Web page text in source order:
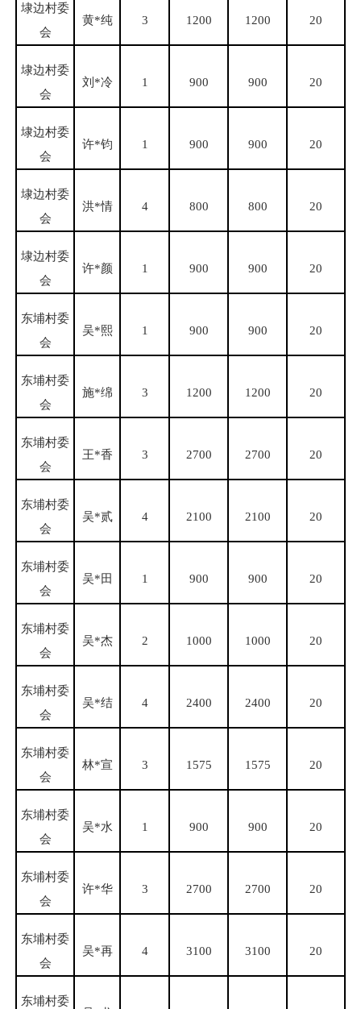
埭边村委
会
黄*纯 3 1200 1200 20
埭边村委
会
刘 *冷 1 900 900 20
埭边村委
会
许*钧 1 900 900 20
埭边村委
会
洪*情 4 800 800 20
埭边村委
会
许*颜 1 900 900 20
东埔村委
会
吴*熙 1 900 900 20
东埔村委
会
施*绵 3 1200 1200 20
东埔村委
会
王*香 3 2700 2700 20
东埔村委
会
吴*贰 4 2100 2100 20
东埔村委
会
吴*田 1 900 900 20
东埔村委
会
吴*杰 2 1000 1000 20
东埔村委
会
吴*结 4 2400 2400 20
东埔村委
会
林*宣 3 1575 1575 20
东埔村委
会
吴*水 1 900 900 20
东埔村委
会
许*华 3 2700 2700 20
东埔村委
会
吴*再 4 3100 3100 20
东埔村委